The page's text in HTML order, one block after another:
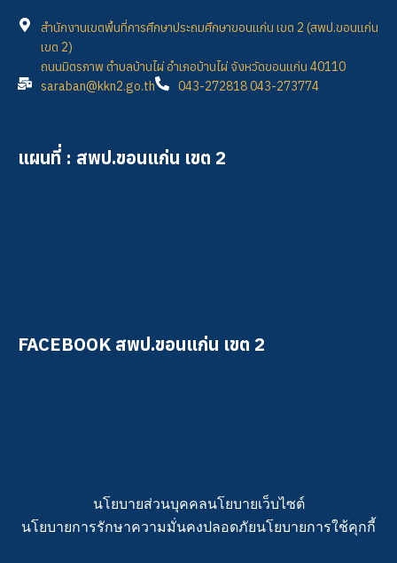
สำนักงานเขตพื้นที่การศึกษาประถมศึกษาขอนแก่น เขต 2 (สพป.ขอนแก่น
เขต 2)
ถนนมิตรภาพ ตำบลบ้านไผ่ อำเภอบ้านไผ่ จังหวัดขอนแก่น 40110
saraban@kkn2.go.th
043-272818 043-273774
แผนที่ : สพป.ขอนแก่น เขต 2
FACEBOOK สพป.ขอนแก่น เขต 2
นโยบายส่วนบุคคลนโยบายเว็บไซต์
นโยบายการรักษาความมั่นคงปลอดภัยนโยบายการใช้คุกกี้